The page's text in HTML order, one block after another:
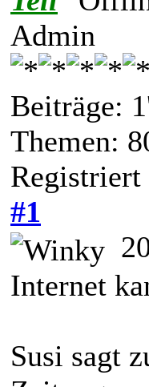
Admin
Beiträge:
Themen:
Registriert
#1
Internet
Susi sagt